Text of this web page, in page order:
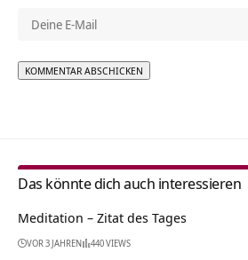
Das könnte dich auch interessieren
Meditation – Zitat des Tages
VOR 3 JAHREN 440 VIEWS